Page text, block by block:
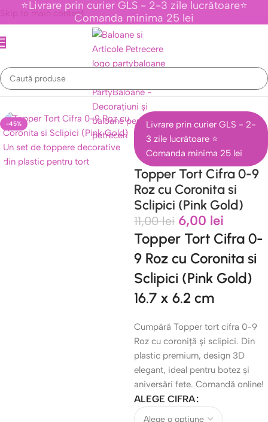
Skip to main content
⭐Livrare prin curier GLS - 2-3 zile lucrătoare⭐
Comanda minima 25 lei
Prima pagină/Topper tort/Toppere Cu Cifre
-45%
Livrare prin curier GLS - 2-
3 zile lucrătoare ⭐
Comanda minima 25 lei
Topper Tort Cifra 0-9
Roz cu Coronita si
Sclipici (Pink Gold)
11,00lei 6,00 lei
Topper Tort Cifra 0-
9 Roz cu Coronita si
Sclipici (Pink Gold)
16.7 x 6.2 cm
Cumpără Topper tort cifra 0-9
Roz cu coroniță și sclipici. Din
plastic premium, design 3D
elegant, ideal pentru botez și
aniversări fete. Comandă online!
ALEGE CIFRA